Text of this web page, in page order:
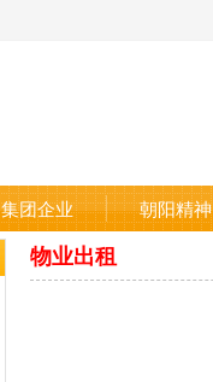
集团企业 朝阳精神
物业出租